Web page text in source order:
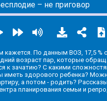
– не приговор
По данным ВОЗ, 17,5 %
возраст пар, которые
к зачатию? С какими
иметь здорового ребенка?
а потом - родить?
планирования семьи и